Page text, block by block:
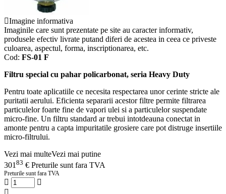
Imagine informativa
Imaginile care sunt prezentate pe site au caracter informativ,
produsele efectiv livrate putand diferi de acestea in ceea ce priveste
culoarea, aspectul, forma, inscriptionarea, etc.
Cod: FS-01 F
Filtru special cu pahar policarbonat, seria Heavy Duty
Pentru toate aplicatiile ce necesita respectarea unor cerinte stricte ale
puritatii aerului. Eficienta separarii acestor filtre permite filtrarea
particulelor foarte fine de vapori ulei si a particulelor suspendate
micro-fine. Un filtru standard ar trebui intotdeauna conectat in
amonte pentru a capta impuritatile grosiere care pot distruge insertiile
micro-filtrului.
Vezi mai multeVezi mai putine
301 83 € Preturile sunt fara TVA
Preturile sunt fara TVA